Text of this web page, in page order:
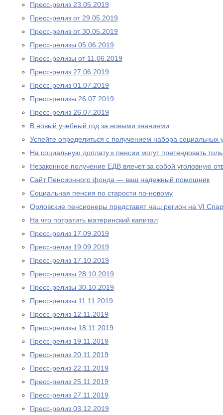
Пресс-релиз 23.05.2019
Пресс-релиз от 29.05.2019
Пресс-релиз от 30.05.2019
Пресс-релизы 05.06.2019
Пресс-релизы от 11.06.2019
Пресс-релиз 27.06.2019
Пресс-релиз 01.07.2019
Пресс-релизы 26.07.2019
Пресс-релиз 26.07.2019
В новый учебный год за новыми знаниями
Успейте определиться с получением набора социальных
На социальную доплату к пенсии могут претендовать
Незаконное получение ЕДВ влечет за собой уголовную
Сайт Пенсионного фонда — ваш надежный помощник
Социальная пенсия по старости по-новому
Орловские пенсионеры представят наш регион на VI
На что потратить материнский капитал
Пресс-релиз 17.09.2019
Пресс-релиз 19.09.2019
Пресс-релиз 17.10.2019
Пресс-релизы 28.10.2019
Пресс-релизы 30.10.2019
Пресс-релизы 11.11.2019
Пресс-релиз 12.11.2019
Пресс-релизы 18.11.2019
Пресс-релиз 19.11.2019
Пресс-релиз 20.11.2019
Пресс-релиз 22.11.2019
Пресс-релиз 25.11.2019
Пресс-релиз 27.11.2019
Пресс-релиз 03.12.2019